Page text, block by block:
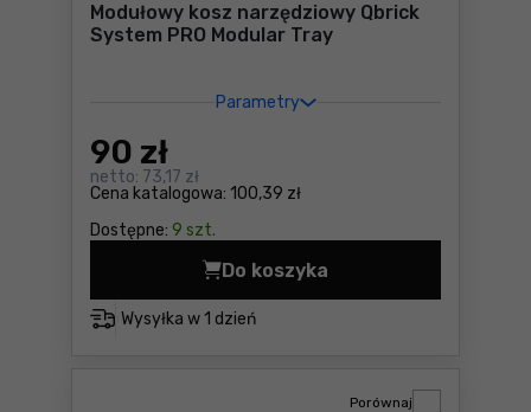
Modułowy kosz narzędziowy Qbrick
System PRO Modular Tray
Parametry
Cena katalogowa: 100,39 zł
90 zł
netto: 73,17 zł
Dostępne: 9 szt.
Wysyłka w 1 dzień
Do koszyka
Modułowy kosz
Porównaj